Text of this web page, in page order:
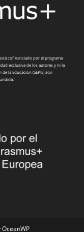
cofinanciado por el programa
exclusiva de los autores y ni la
la Educación (SEPIE) son